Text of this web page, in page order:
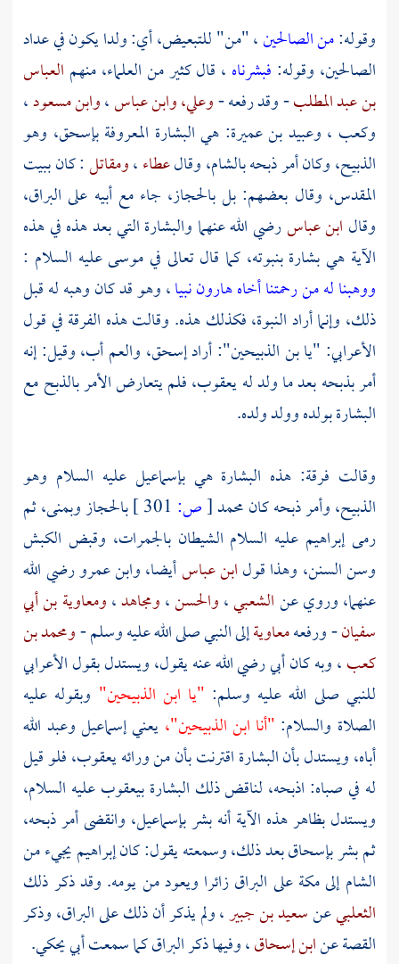
وقوله:من الصالحين، "من" للتبعيض، أي: ولدا يكون في عداد
الصالحين، وقوله: فبشرناه ، قال كثير من العلماء، منهم العباس
بن عبد المطلب- وقد رفعه -وعلي،وابن عباس،وابن مسعود،
وكعب ، وعبيد بن عميرة: هي البشارة المعروفةبإسحق، وهو
الذبيح، وكان أمر ذبحهبالشام،وقالعطاء،ومقاتل: كانببيت
المقدس، وقال بعضهم: بلبالحجاز، جاء مع أبيه على البراق،
وقال ابن عباسرضي الله عنهما والبشارة التي بعد هذه في هذه
الآية هي بشارة بنبوته، كما قال تعالى فيموسىعليه السلام :
ووهبنا له من رحمتنا أخاه هارون نبيا، وهو قد كان وهبه له قبل
ذلك، وإنما أراد النبوة، فكذلك هذه. وقالت هذه الفرقة في قول
الأعرابي: "يا بن الذبيحين": أراد إسحق، والعم أب، وقيل: إنه
أمر بذبحه بعد ما ولد لهيعقوب،فلم يتعارض الأمر بالذبح مع
البشارة بولده وولد ولده.
وقالت فرقة: هذه البشارة هيبإسماعيلعليه السلام وهو
الذبيح، وأمر ذبحه كانمحمد[ص: بالحجازوبمنى،ثم
رمىإبراهيم عليه السلام الشيطان بالجمرات، وقبض الكبش
وسن السنن، وهذا قولابن عباسأيضا،وابن عمرورضي الله
عنهما، وروي عنالشعبي،والحسن،ومجاهد،ومعاوية بن أبي
سفيان- ورفعهمعاويةإلى النبي صلى الله عليه وسلم -ومحمد بن
كعب، وبه كان أبي رضي الله عنه يقول، ويستدل بقول الأعرابي
للنبي صلى الله عليه وسلم: "يا ابن الذبيحين" وبقوله عليه
الصلاة والسلام: "أنا ابن الذبيحين"، يعنيإسماعيلوعبد الله
أباه، ويستدل بأن البشارة اقترنت بأن من ورائهيعقوب،فلو قيل
له في صباه: اذبحه، لناقض ذلك البشارةبيعقوبعليه السلام،
ويستدل بظاهر هذه الآية أنه بشربإسماعيل، وانقضى أمر ذبحه،
ثم بشربإسحاقبعد ذلك، وسمعته يقول: كانإبراهيميجيء من
الشامإلىمكةعلى البراق زائرا ويعود من يومه. وقد ذكر ذلك
الثعلبيعنسعيد بن جبير، ولم يذكر أن ذلك على البراق، وذكر
القصة عنابن إسحاق، وفيها ذكر البراق كما سمعت أبي يحكي.